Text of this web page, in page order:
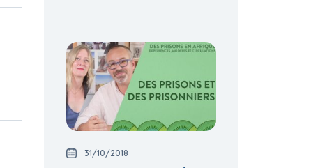
31/10/2018